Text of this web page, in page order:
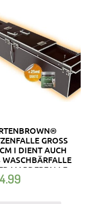
GROSS 1
I DIENT AUCH A
O
MARDERFALLE